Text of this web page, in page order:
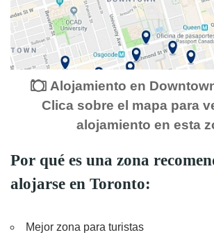
Alojamiento en
Clica sobre el mapa para
alojamiento en esta
Por qué es una zona
alojarse en Toronto:
Mejor zona para turistas